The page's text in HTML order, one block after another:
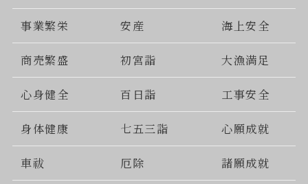
事業繁栄 安産 海上安全
商売繁盛 初宮詣 大漁満足
心身健全 百日詣 工事安全
身体健康 七五三詣 心願成就
車祓 厄除 諸願成就